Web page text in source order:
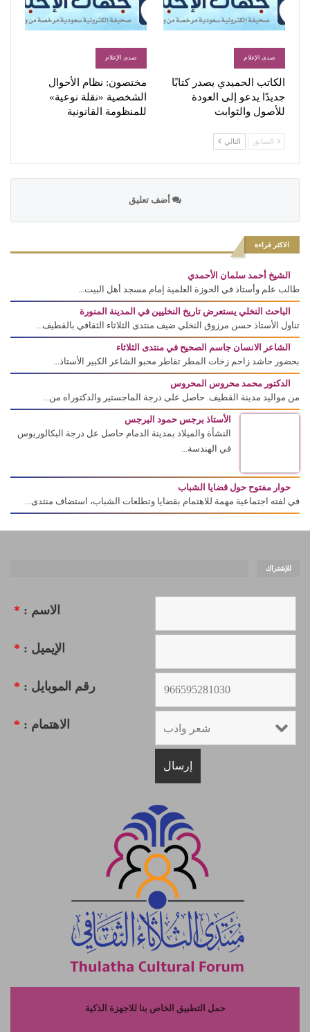
صدى الإعلام
الكاتب الحميدي يصدر كتابًا
جديدًا يدعو إلى العودة
للأصول والثوابت
صدى الإعلام
مختصون: نظام الأحوال
الشخصية «نقلة نوعية»
للمنظومة القانونية
السابق التالي
أضف تعليق
الاكثر قراءة
الشيخ أحمد سلمان الأحمدي
طالب علم وأستاذ في الحوزة العلمية إمام مسجد أهل البيت...
الباحث النخلي يستعرض تاريخ النخليين في المدينة المنورة
تناول الأستاذ حسن مرزوق النخلي ضيف منتدى الثلاثاء الثقافي بالقطيف...
الشاعر الانسان جاسم الصحيح في منتدى الثلاثاء
بحضور حاشد زاحم زخات المطر تقاطر محبو الشاعر الكبير الأستاذ...
الدكتور محمد محروس المحروس
من مواليد مدينة القطيف. حاصل على درجة الماجستير والدكتوراه من...
الأستاذ برجس حمود البرجس
النشأة والميلاد بمدينة الدمام حاصل عل درجة البكالوريوس
في الهندسة...
حوار مفتوح حول قضايا الشباب
في لفته اجتماعية مهمة للاهتمام بقضايا وتطلعات الشباب، استضاف منتدى...
للإشتراك
الاسم : *
الإيميل : *
رقم الموبايل : *
الاهتمام : *
حمل التطبيق الخاص بنا للاجهزة الذكية